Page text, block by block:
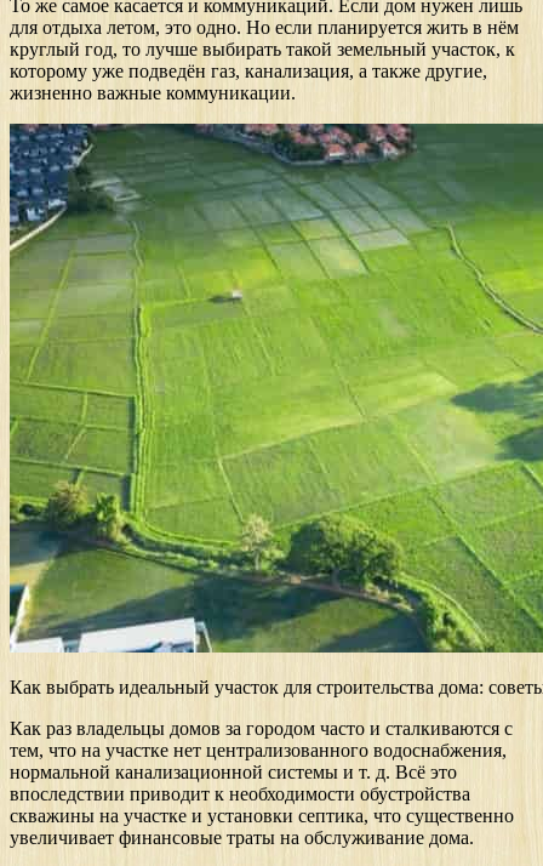
То же самое касается и коммуникаций. Если дом нужен лишь
для отдыха летом, это одно. Но если планируется жить в нём
круглый год, то лучше выбирать такой земельный участок, к
которому уже подведён газ, канализация, а также другие,
жизненно важные коммуникации.
Как выбрать идеальный участок для строительства дома:
Как раз владельцы домов за городом часто и сталкиваются с
тем, что на участке нет централизованного водоснабжения,
нормальной канализационной системы и т. д. Всё это
впоследствии приводит к необходимости обустройства
скважины на участке и установки септика, что существенно
увеличивает финансовые траты на обслуживание дома.